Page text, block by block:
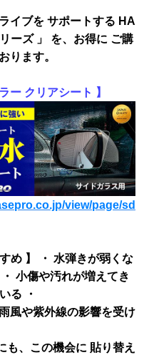
イブを サポートする HA
ーズ 」 を、お得に ご購
ります。
ー クリアシート 】
view/page/sd
め 】 ・ 水弾きが弱くな
小傷や汚れが増えてき
る ・
風や紫外線の影響を受け
も、この機会に 貼り替え